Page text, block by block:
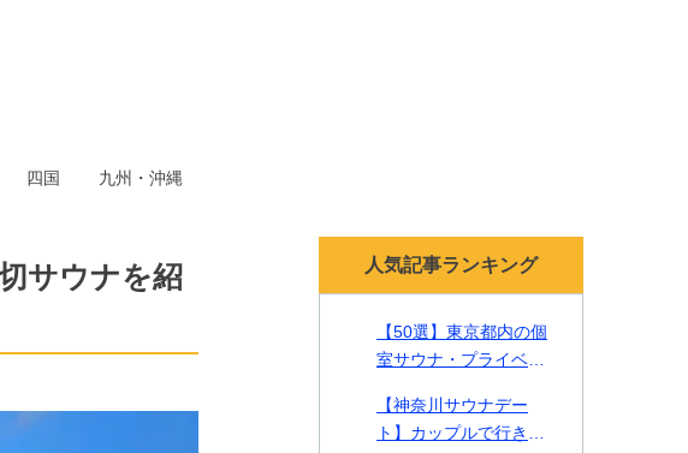
四国 九州・沖縄
サウナを紹
人気記事ランキング
【50選】東京都内の個
室サウナ・プライベー
なリラックスタイムを
【2026年最新】
【神奈川サウナデー
ト】カップルで行きた